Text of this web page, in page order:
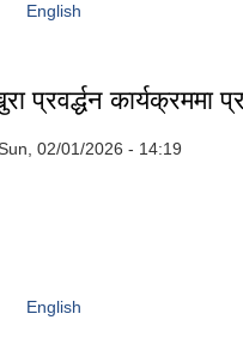
उत्पादनमा आधारित दुधमा
English
प्रवर्द्धन कार्यक्रममा
02/01/2026 - 14:19
स्थानीय कुखुरा प्रवर्द्धन कार्यक्रममा
English